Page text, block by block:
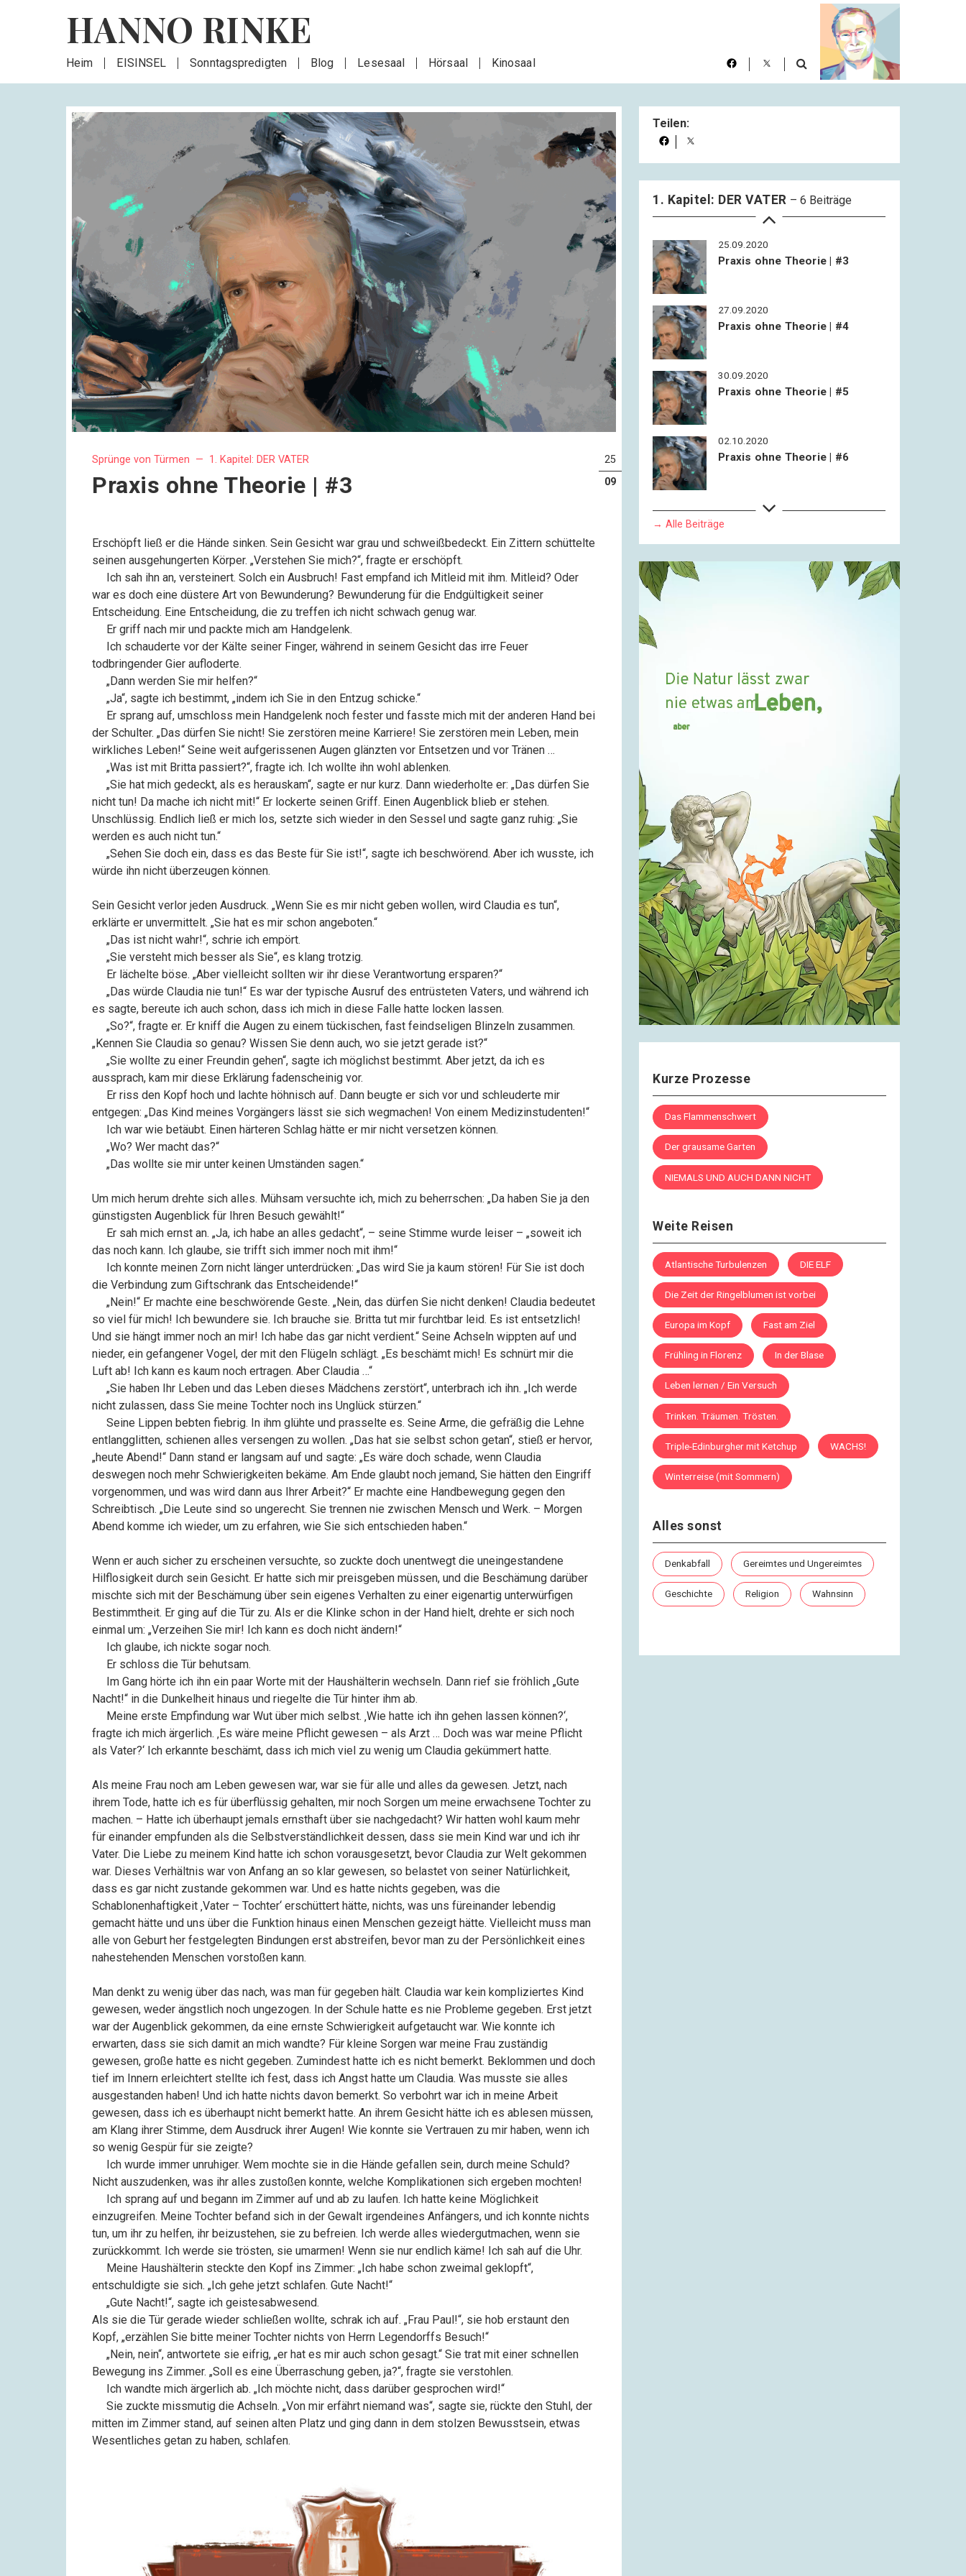
HANNO RINKE
Heim EISINSEL Sonntagspredigten Blog Lesesaal Hörsaal Kinosaal
25
09
Sprünge von Türmen — 1. Kapitel: DER VATER
Praxis ohne Theorie | #3
Erschöpft ließ er die Hände sinken. Sein Gesicht war grau und schweißbedeckt. Ein Zittern schüttelte
seinen ausgehungerten Körper. „Verstehen Sie mich?“, fragte er erschöpft.
Ich sah ihn an, versteinert. Solch ein Ausbruch! Fast empfand ich Mitleid mit ihm. Mitleid? Oder
war es doch eine düstere Art von Bewunderung? Bewunderung für die Endgültigkeit seiner
Entscheidung. Eine Entscheidung, die zu treffen ich nicht schwach genug war.
Er griff nach mir und packte mich am Handgelenk.
Ich schauderte vor der Kälte seiner Finger, während in seinem Gesicht das irre Feuer
todbringender Gier aufloderte.
„Dann werden Sie mir helfen?“
„Ja“, sagte ich bestimmt, „indem ich Sie in den Entzug schicke.“
Er sprang auf, umschloss mein Handgelenk noch fester und fasste mich mit der anderen Hand bei
der Schulter. „Das dürfen Sie nicht! Sie zerstören meine Karriere! Sie zerstören mein Leben, mein
wirkliches Leben!“ Seine weit aufgerissenen Augen glänzten vor Entsetzen und vor Tränen …
„Was ist mit Britta passiert?“, fragte ich. Ich wollte ihn wohl ablenken.
„Sie hat mich gedeckt, als es herauskam“, sagte er nur kurz. Dann wiederholte er: „Das dürfen Sie
nicht tun! Da mache ich nicht mit!“ Er lockerte seinen Griff. Einen Augenblick blieb er stehen.
Unschlüssig. Endlich ließ er mich los, setzte sich wieder in den Sessel und sagte ganz ruhig: „Sie
werden es auch nicht tun.“
„Sehen Sie doch ein, dass es das Beste für Sie ist!“, sagte ich beschwörend. Aber ich wusste, ich
würde ihn nicht überzeugen können.
Sein Gesicht verlor jeden Ausdruck. „Wenn Sie es mir nicht geben wollen, wird Claudia es tun“,
erklärte er unvermittelt. „Sie hat es mir schon angeboten.“
„Das ist nicht wahr!“, schrie ich empört.
„Sie versteht mich besser als Sie“, es klang trotzig.
Er lächelte böse. „Aber vielleicht sollten wir ihr diese Verantwortung ersparen?“
„Das würde Claudia nie tun!“ Es war der typische Ausruf des entrüsteten Vaters, und während ich
es sagte, bereute ich auch schon, dass ich mich in diese Falle hatte locken lassen.
„So?“, fragte er. Er kniff die Augen zu einem tückischen, fast feindseligen Blinzeln zusammen.
„Kennen Sie Claudia so genau? Wissen Sie denn auch, wo sie jetzt gerade ist?“
„Sie wollte zu einer Freundin gehen“, sagte ich möglichst bestimmt. Aber jetzt, da ich es
aussprach, kam mir diese Erklärung fadenscheinig vor.
Er riss den Kopf hoch und lachte höhnisch auf. Dann beugte er sich vor und schleuderte mir
entgegen: „Das Kind meines Vorgängers lässt sie sich wegmachen! Von einem Medizinstudenten!“
Ich war wie betäubt. Einen härteren Schlag hätte er mir nicht versetzen können.
„Wo? Wer macht das?“
„Das wollte sie mir unter keinen Umständen sagen.“
Um mich herum drehte sich alles. Mühsam versuchte ich, mich zu beherrschen: „Da haben Sie ja den
günstigsten Augenblick für Ihren Besuch gewählt!“
Er sah mich ernst an. „Ja, ich habe an alles gedacht“, – seine Stimme wurde leiser – „soweit ich
das noch kann. Ich glaube, sie trifft sich immer noch mit ihm!“
Ich konnte meinen Zorn nicht länger unterdrücken: „Das wird Sie ja kaum stören! Für Sie ist doch
die Verbindung zum Giftschrank das Entscheidende!“
„Nein!“ Er machte eine beschwörende Geste. „Nein, das dürfen Sie nicht denken! Claudia bedeutet
so viel für mich! Ich bewundere sie. Ich brauche sie. Britta tut mir furchtbar leid. Es ist entsetzlich!
Und sie hängt immer noch an mir! Ich habe das gar nicht verdient.“ Seine Achseln wippten auf und
nieder, ein gefangener Vogel, der mit den Flügeln schlägt. „Es beschämt mich! Es schnürt mir die
Luft ab! Ich kann es kaum noch ertragen. Aber Claudia …“
„Sie haben Ihr Leben und das Leben dieses Mädchens zerstört“, unterbrach ich ihn. „Ich werde
nicht zulassen, dass Sie meine Tochter noch ins Unglück stürzen.“
Seine Lippen bebten fiebrig. In ihm glühte und prasselte es. Seine Arme, die gefräßig die Lehne
entlangglitten, schienen alles versengen zu wollen. „Das hat sie selbst schon getan“, stieß er hervor,
„heute Abend!“ Dann stand er langsam auf und sagte: „Es wäre doch schade, wenn Claudia
deswegen noch mehr Schwierigkeiten bekäme. Am Ende glaubt noch jemand, Sie hätten den Eingriff
vorgenommen, und was wird dann aus Ihrer Arbeit?“ Er machte eine Handbewegung gegen den
Schreibtisch. „Die Leute sind so ungerecht. Sie trennen nie zwischen Mensch und Werk. – Morgen
Abend komme ich wieder, um zu erfahren, wie Sie sich entschieden haben.“
Wenn er auch sicher zu erscheinen versuchte, so zuckte doch unentwegt die uneingestandene
Hilflosigkeit durch sein Gesicht. Er hatte sich mir preisgeben müssen, und die Beschämung darüber
mischte sich mit der Beschämung über sein eigenes Verhalten zu einer eigenartig unterwürfigen
Bestimmtheit. Er ging auf die Tür zu. Als er die Klinke schon in der Hand hielt, drehte er sich noch
einmal um: „Verzeihen Sie mir! Ich kann es doch nicht ändern!“
Ich glaube, ich nickte sogar noch.
Er schloss die Tür behutsam.
Im Gang hörte ich ihn ein paar Worte mit der Haushälterin wechseln. Dann rief sie fröhlich „Gute
Nacht!“ in die Dunkelheit hinaus und riegelte die Tür hinter ihm ab.
Meine erste Empfindung war Wut über mich selbst. ‚Wie hatte ich ihn gehen lassen können?‘,
fragte ich mich ärgerlich. ‚Es wäre meine Pflicht gewesen – als Arzt … Doch was war meine Pflicht
als Vater?‘ Ich erkannte beschämt, dass ich mich viel zu wenig um Claudia gekümmert hatte.
Als meine Frau noch am Leben gewesen war, war sie für alle und alles da gewesen. Jetzt, nach
ihrem Tode, hatte ich es für überflüssig gehalten, mir noch Sorgen um meine erwachsene Tochter zu
machen. – Hatte ich überhaupt jemals ernsthaft über sie nachgedacht? Wir hatten wohl kaum mehr
für einander empfunden als die Selbstverständlichkeit dessen, dass sie mein Kind war und ich ihr
Vater. Die Liebe zu meinem Kind hatte ich schon vorausgesetzt, bevor Claudia zur Welt gekommen
war. Dieses Verhältnis war von Anfang an so klar gewesen, so belastet von seiner Natürlichkeit,
dass es gar nicht zustande gekommen war. Und es hatte nichts gegeben, was die
Schablonenhaftigkeit ‚Vater – Tochter‘ erschüttert hätte, nichts, was uns füreinander lebendig
gemacht hätte und uns über die Funktion hinaus einen Menschen gezeigt hätte. Vielleicht muss man
alle von Geburt her festgelegten Bindungen erst abstreifen, bevor man zu der Persönlichkeit eines
nahestehenden Menschen vorstoßen kann.
Man denkt zu wenig über das nach, was man für gegeben hält. Claudia war kein kompliziertes Kind
gewesen, weder ängstlich noch ungezogen. In der Schule hatte es nie Probleme gegeben. Erst jetzt
war der Augenblick gekommen, da eine ernste Schwierigkeit aufgetaucht war. Wie konnte ich
erwarten, dass sie sich damit an mich wandte? Für kleine Sorgen war meine Frau zuständig
gewesen, große hatte es nicht gegeben. Zumindest hatte ich es nicht bemerkt. Beklommen und doch
tief im Innern erleichtert stellte ich fest, dass ich Angst hatte um Claudia. Was musste sie alles
ausgestanden haben! Und ich hatte nichts davon bemerkt. So verbohrt war ich in meine Arbeit
gewesen, dass ich es überhaupt nicht bemerkt hatte. An ihrem Gesicht hätte ich es ablesen müssen,
am Klang ihrer Stimme, dem Ausdruck ihrer Augen! Wie konnte sie Vertrauen zu mir haben, wenn ich
so wenig Gespür für sie zeigte?
Ich wurde immer unruhiger. Wem mochte sie in die Hände gefallen sein, durch meine Schuld?
Nicht auszudenken, was ihr alles zustoßen konnte, welche Komplikationen sich ergeben mochten!
Ich sprang auf und begann im Zimmer auf und ab zu laufen. Ich hatte keine Möglichkeit
einzugreifen. Meine Tochter befand sich in der Gewalt irgendeines Anfängers, und ich konnte nichts
tun, um ihr zu helfen, ihr beizustehen, sie zu befreien. Ich werde alles wiedergutmachen, wenn sie
zurückkommt. Ich werde sie trösten, sie umarmen! Wenn sie nur endlich käme! Ich sah auf die Uhr.
Meine Haushälterin steckte den Kopf ins Zimmer: „Ich habe schon zweimal geklopft“,
entschuldigte sie sich. „Ich gehe jetzt schlafen. Gute Nacht!“
„Gute Nacht!“, sagte ich geistesabwesend.
Als sie die Tür gerade wieder schließen wollte, schrak ich auf. „Frau Paul!“, sie hob erstaunt den
Kopf, „erzählen Sie bitte meiner Tochter nichts von Herrn Legendorffs Besuch!“
„Nein, nein“, antwortete sie eifrig, „er hat es mir auch schon gesagt.“ Sie trat mit einer schnellen
Bewegung ins Zimmer. „Soll es eine Überraschung geben, ja?“, fragte sie verstohlen.
Ich wandte mich ärgerlich ab. „Ich möchte nicht, dass darüber gesprochen wird!“
Sie zuckte missmutig die Achseln. „Von mir erfährt niemand was“, sagte sie, rückte den Stuhl, der
mitten im Zimmer stand, auf seinen alten Platz und ging dann in dem stolzen Bewusstsein, etwas
Wesentliches getan zu haben, schlafen.
Teilen:
1. Kapitel: DER VATER – 6 Beiträge
23.09.2020
Praxis ohne Theorie | #2
25.09.2020
Praxis ohne Theorie | #3
27.09.2020
Praxis ohne Theorie | #4
30.09.2020
Praxis ohne Theorie | #5
02.10.2020
Praxis ohne Theorie | #6
→ Alle Beiträge
Kurze Prozesse
Das Flammenschwert
Der grausame Garten
NIEMALS UND AUCH DANN NICHT
Weite Reisen
Atlantische Turbulenzen DIE ELF
Die Zeit der Ringelblumen ist vorbei
Europa im Kopf Fast am Ziel
Frühling in Florenz In der Blase
Leben lernen / Ein Versuch
Trinken. Träumen. Trösten.
Triple-Edinburgher mit Ketchup WACHS!
Winterreise (mit Sommern)
Alles sonst
Denkabfall Gereimtes und Ungereimtes
Geschichte Religion Wahnsinn